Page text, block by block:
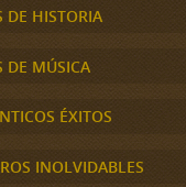
DE HISTORIA
DE MÚSICA
ÉXITOS
INOLVIDABLES